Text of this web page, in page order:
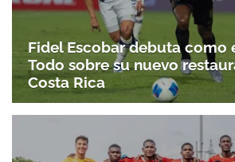
Fidel Escobar debuta como
Todo sobre su nuevo
Costa Rica